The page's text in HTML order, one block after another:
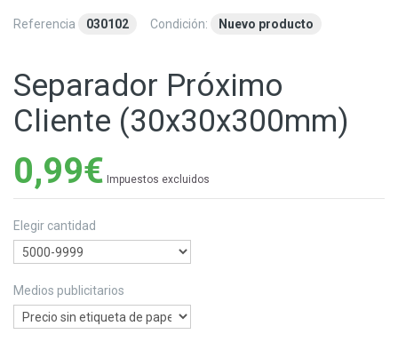
Referencia 030102 Condición: Nuevo producto
Separador Próximo
Cliente (30x30x300mm)
0,99€ Impuestos excluidos
Elegir cantidad
Medios publicitarios